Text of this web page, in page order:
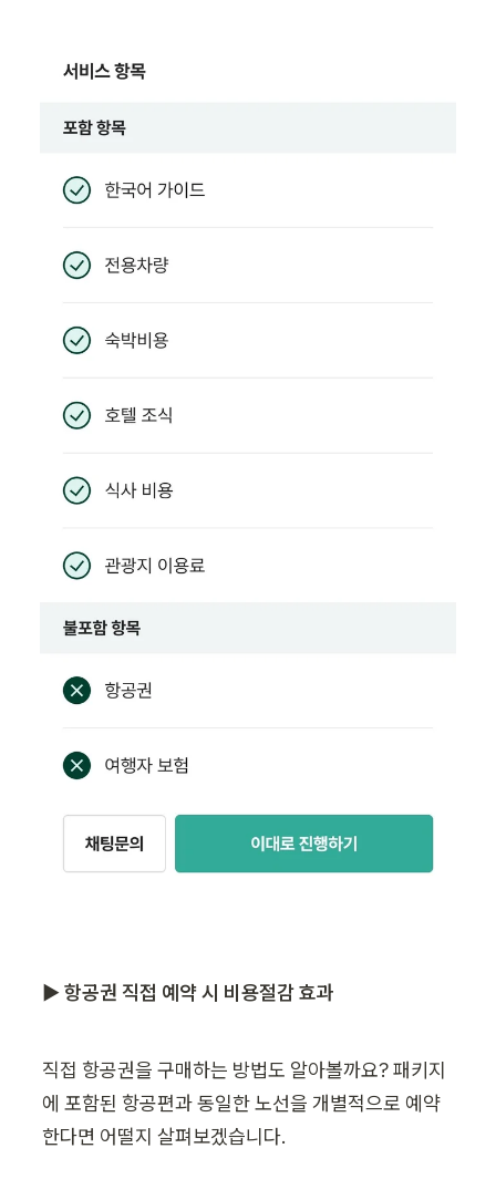
▶ 항공권 직접 예약 시 비용절감 효과
직접 항공권을 구매하는 방법도 알아볼까요? 패키지
에 포함된 항공편과 동일한 노선을 개별적으로 예약
한다면 어떨지 살펴보겠습니다.